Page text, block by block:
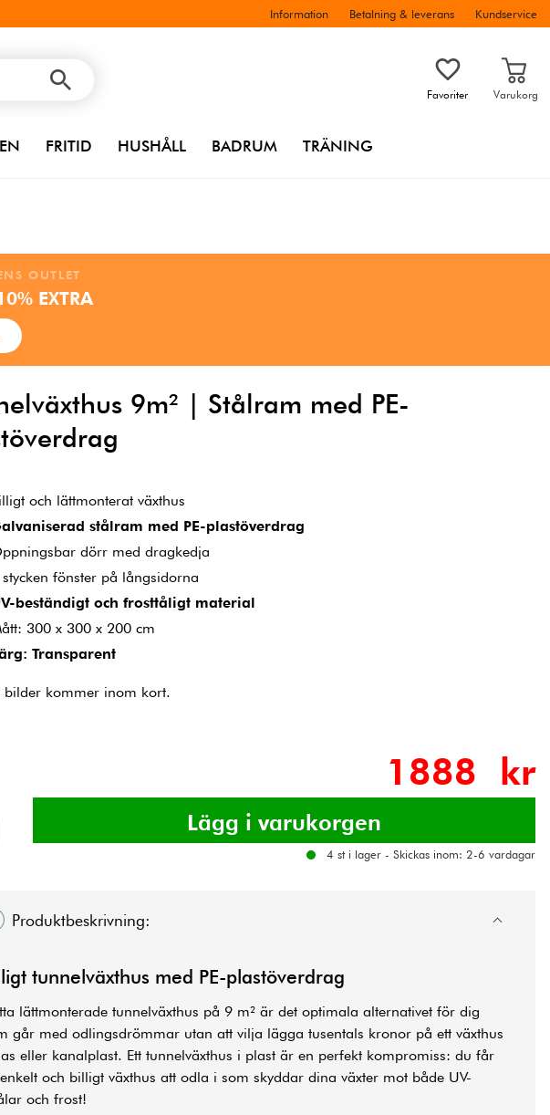
Information Betalning & leverans Kundservice
Favoriter Varukorg
FRITID HUSHÅLL BADRUM TRÄNING
OUTLET
EXTRA
9m² | Stålram med PE-
och lättmonterat växthus
stålram med PE-plastöverdrag
dörr med dragkedja
stycken fönster på långsidorna
beständigt och frosttåligt material
300 x 300 x 200 cm
Transparent
bilder kommer inom kort.
1888 kr
4 st i lager - Skickas inom: 2-6 vardagar
Produktbeskrivning:
tunnelväxthus med PE-plastöverdrag
lättmonterade tunnelväxthus på 9 m² är det optimala alternativet för dig
går med odlingsdrömmar utan att vilja lägga tusentals kronor på ett växthus
eller kanalplast. Ett tunnelväxthus i plast är en perfekt kompromiss: du får
och billigt växthus att odla i som skyddar dina växter mot både UV-
och frost!